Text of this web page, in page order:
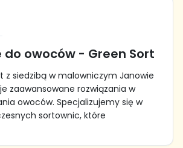
do owoców - Green Sort
z siedzibą w malowniczym Janowie
zaawansowane rozwiązania w
owoców. Specjalizujemy się w
sortownic, które